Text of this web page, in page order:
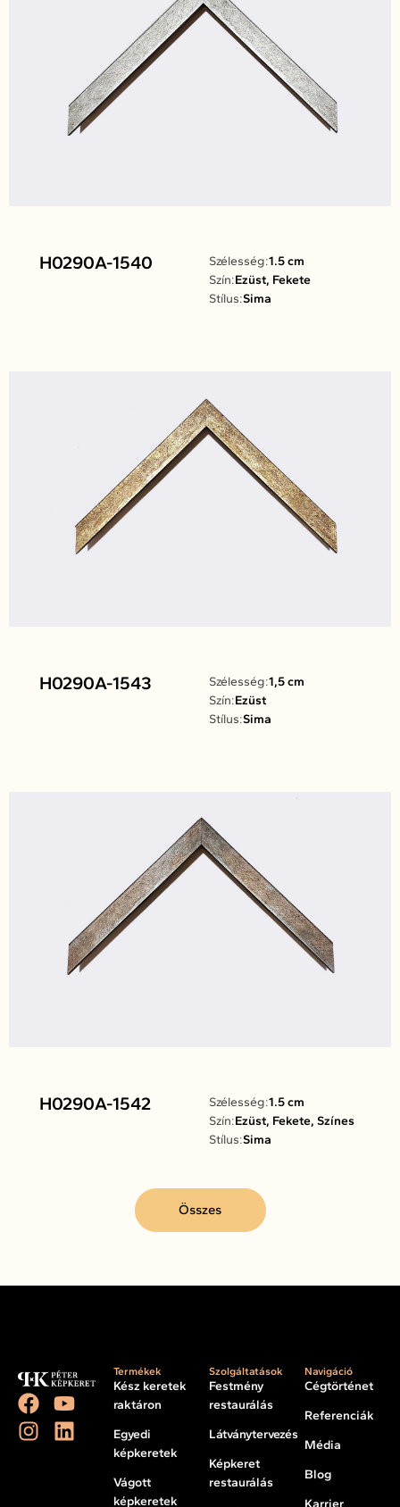
H0290A-1540 Szélesség:1.5 cm
Szín:Ezüst, Fekete
Stílus:Sima
H0290A-1543 Szélesség:1,5 cm
Szín:Ezüst
Stílus:Sima
H0290A-1542 Szélesség:1.5 cm
Szín:Ezüst, Fekete, Színes
Stílus:Sima
Összes
Termékek
Kész keretek
raktáron
Egyedi
képkeretek
Vágott
képkeretek
Szolgáltatások
Festmény
restaurálás
Látványtervezés
Képkeret
restaurálás
Navigáció
Cégtörténet
Referenciák
Média
Blog
Karrier